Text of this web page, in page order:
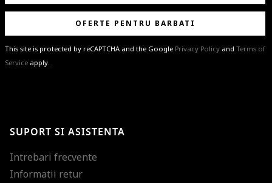
OFERTE PENTRU BARBATI
This site is protected by reCAPTCHA and the Google Privacy Policy and Terms of
Service apply.
ultimele tendinte in moda!
SUPORT SI ASISTENTA
Intrebari frecvente
Informatii retur